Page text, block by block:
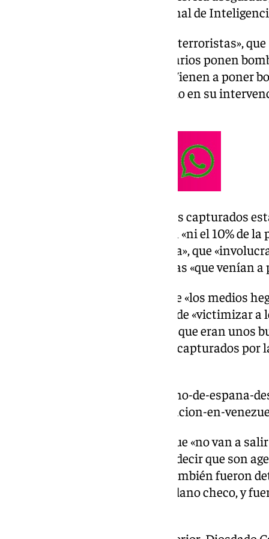
«encubiertos» del Centro Nacional de
Maduro ha afirmado que estos «terroristas»,
turistas, en «sus tiempos libertarios ponen
turismo: turismo de aventura. Vienen a poner
Turismo explosivo», ha ironizado en su
Asimismo, ha aseverado que «los capturados
las «pruebas» mostradas no son «ni el 10% de
manos de los órganos de justicia», que
«varias» nacionalidades europeas «que venían
El mandatario ha asegurado que «los medios
derecha española» han tratado de «victimizar
los victimarios». «Ahora resulta que eran unos
estaban paseando y que fueron capturados
https://www.101tv.es/el-gobierno-de-espana-
una-operacion-de-desestabilizacion-en-
Además, Maduro ha afirmado que «no van a
CNI y el Gobierno de España» a decir que son
Además de Basoa y Martínez, también fueron
uno de ellos marine, y un ciudadano checo, y